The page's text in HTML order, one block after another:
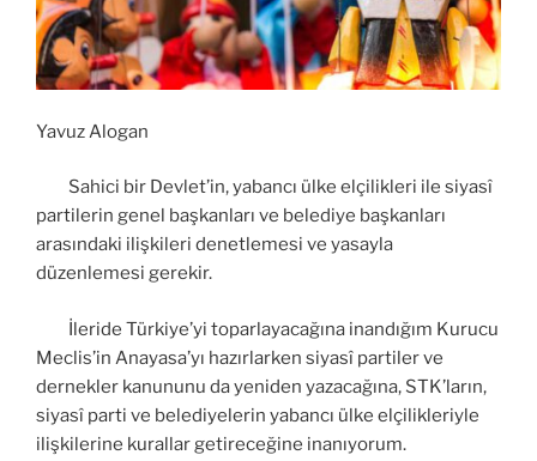
Yavuz Alogan
Sahici bir Devlet’in, yabancı ülke elçilikleri ile siyasî
partilerin genel başkanları ve belediye başkanları
arasındaki ilişkileri denetlemesi ve yasayla
düzenlemesi gerekir.
İleride Türkiye’yi toparlayacağına inandığım Kurucu
Meclis’in Anayasa’yı hazırlarken siyasî partiler ve
dernekler kanununu da yeniden yazacağına, STK’ların,
siyasî parti ve belediyelerin yabancı ülke elçilikleriyle
ilişkilerine kurallar getireceğine inanıyorum.